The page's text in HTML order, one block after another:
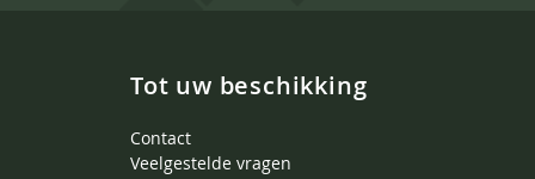
Tot uw beschikking
Contact
Veelgestelde vragen